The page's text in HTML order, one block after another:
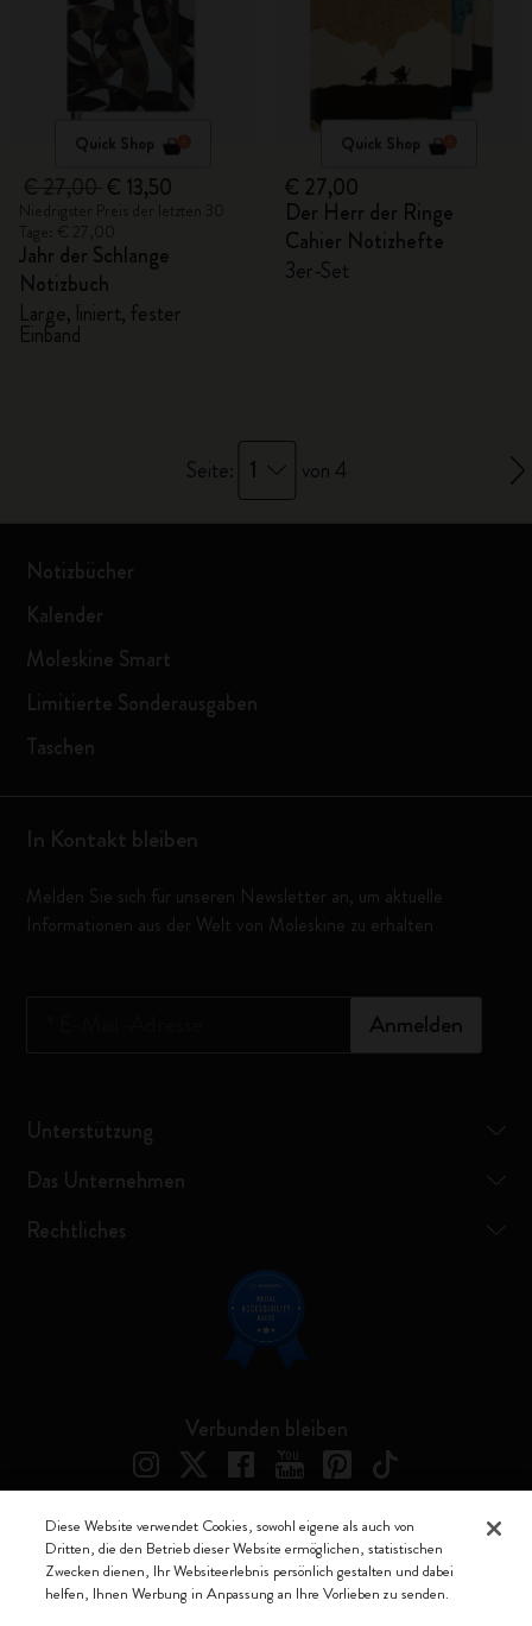
Quick Shop
€ 13,50
Jahr der Schlange
Notizbuch
Large, liniert, fester
Einband
Quick Shop
€ 27,00
Der Herr der Ringe
Cahier Notizhefte
3er-Set
Seite: 1 von 4
Notizbücher
Kalender
Moleskine Smart
Limitierte Sonderausgaben
Taschen
In Kontakt bleiben
Melden Sie sich für unseren Newsletter an, um aktuelle
Informationen aus der Welt von Moleskine zu erhalten
Anmelden
Unterstützung
Das Unternehmen
Rechtliches
Verbunden bleiben
Moleskine ® ist ein eingetragenes Warenzeichen von Moleskine Srl a
socio unico
Diese Website verwendet Cookies, sowohl eigene als auch von
Dritten, die den Betrieb dieser Website ermöglichen, statistischen
Zwecken dienen, Ihr Websiteerlebnis persönlich gestalten und dabei
helfen, Ihnen Werbung in Anpassung an Ihre Vorlieben zu senden.